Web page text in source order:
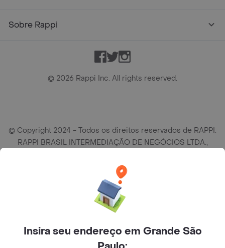
Sobre Rappi
Facebook
TwitterInstagram
© 2026 Rappi Inc. All rights reserved.
© Copyright 2024 - Todos os direitos reservados de RAPPI.
RAPPI BRASIL INTERMEDIAÇÃO DE NEGÓCIOS LTDA.,
conj. 91, Lado A, Cerqueira Cesar, São Paulo/SP CEP. 01414-
905, CNPJ/MF n° 26.900.161/0001-25.
Insira seu endereço em Grande São